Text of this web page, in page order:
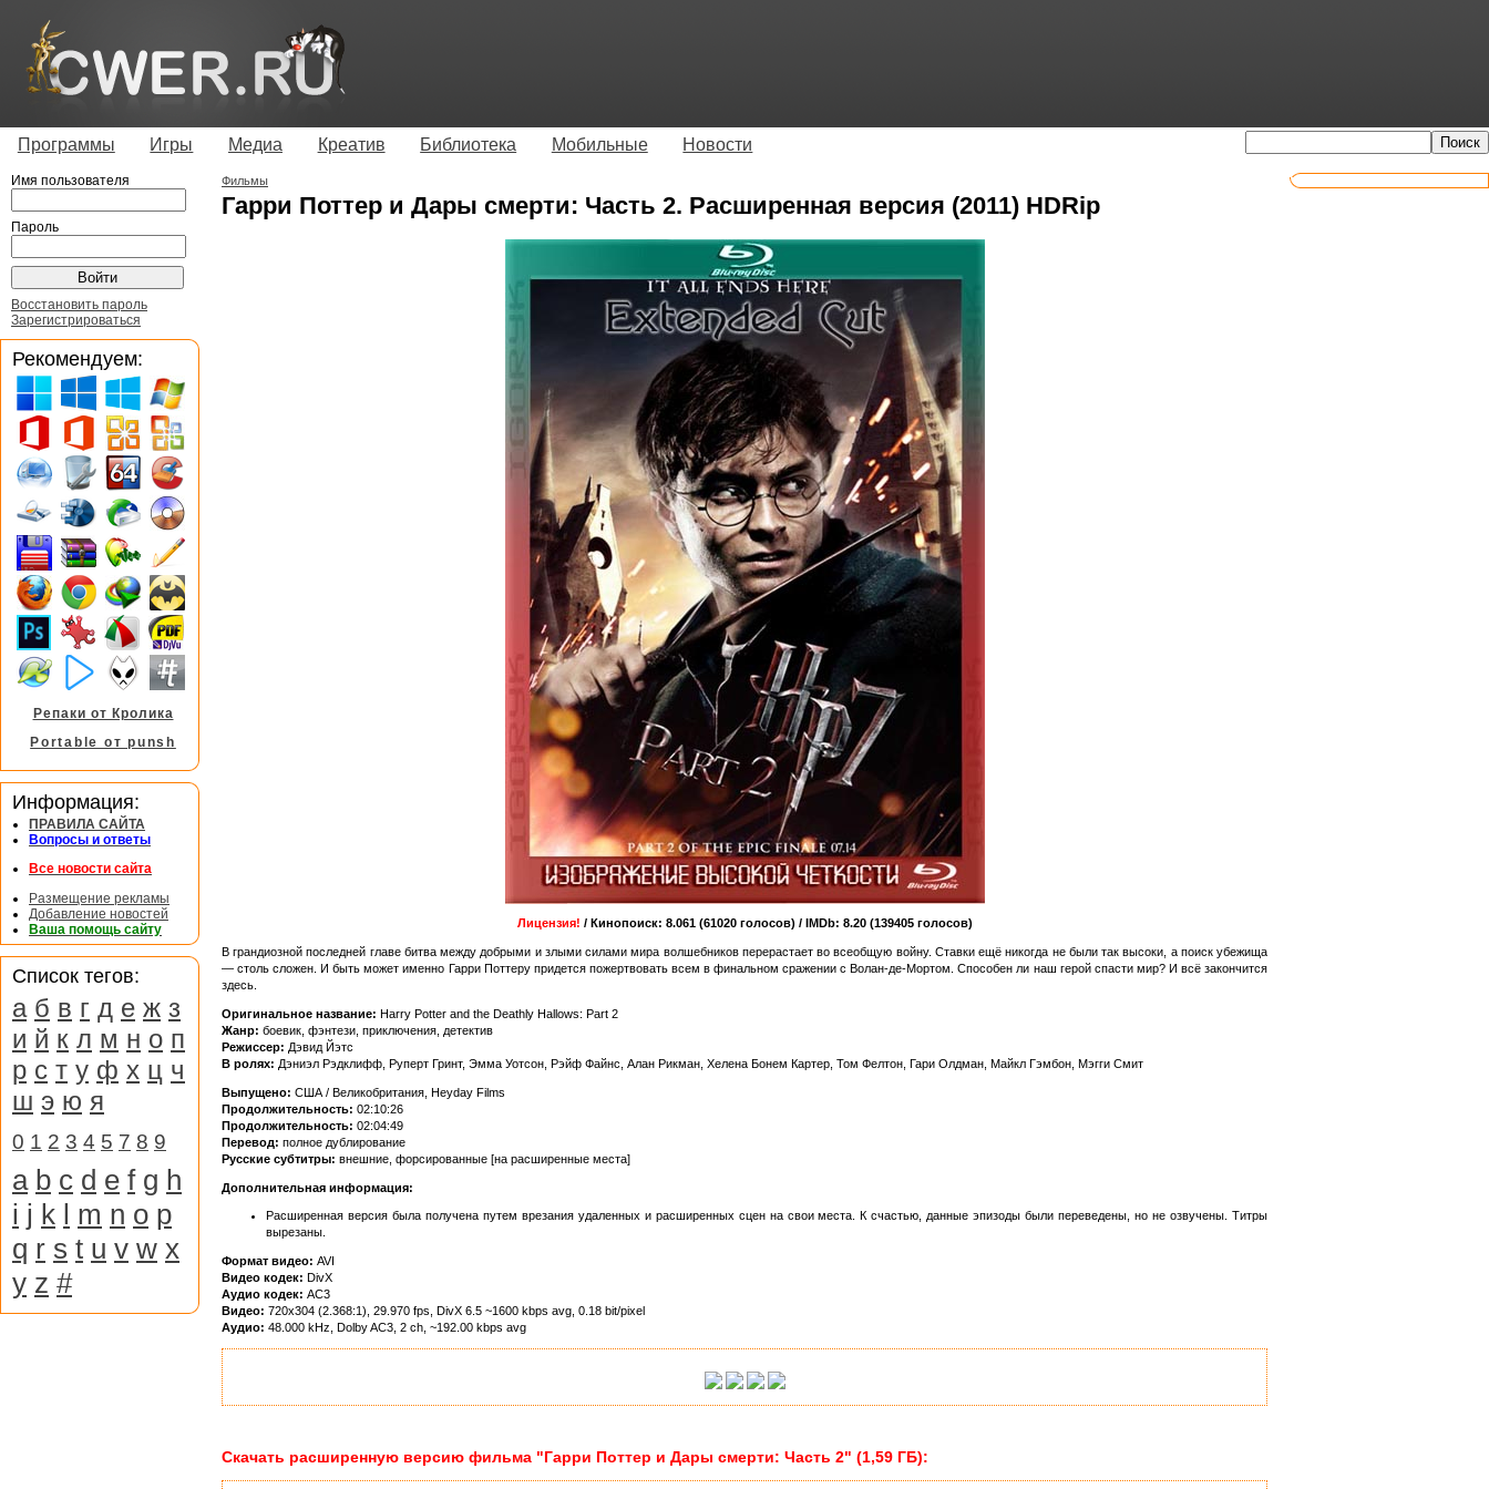
Программы Игры Медиа Креатив Библиотека Мобильные Новости
Фильмы
Гарри Поттер и Дары смерти: Часть 2. Расширенная версия (2011) HDRip
Лицензия! / Кинопоиск: 8.061 (61020 голосов) / IMDb: 8.20 (139405 голосов)
В грандиозной последней главе битва между добрыми и злыми силами мира волшебников перерастает во всеобщую войну. Ставки ещё никогда не были так высоки, а поиск убежища
— столь сложен. И быть может именно Гарри Поттеру придется пожертвовать всем в финальном сражении с Волан-де-Мортом. Способен ли наш герой спасти мир? И всё закончится
здесь.
Оригинальное название: Harry Potter and the Deathly Hallows: Part 2
Жанр: боевик, фэнтези, приключения, детектив
Режиссер: Дэвид Йэтс
В ролях: Дэниэл Рэдклифф, Руперт Гринт, Эмма Уотсон, Рэйф Файнс, Алан Рикман, Хелена Бонем Картер, Том Фелтон, Гари Олдман, Майкл Гэмбон, Мэгги Смит
Выпущено: США / Великобритания, Heyday Films
Продолжительность: 02:10:26
Продолжительность: 02:04:49
Перевод: полное дублирование
Русские субтитры: внешние, форсированные [на расширенные места]
Дополнительная информация:
Расширенная версия была получена путем врезания удаленных и расширенных сцен на свои места. К счастью, данные эпизоды были переведены, но не озвучены. Титры
вырезаны.
Формат видео: AVI
Видео кодек: DivX
Аудио кодек: AC3
Видео: 720x304 (2.368:1), 29.970 fps, DivX 6.5 ~1600 kbps avg, 0.18 bit/pixel
Аудио: 48.000 kHz, Dolby AC3, 2 ch, ~192.00 kbps avg
Скачать расширенную версию фильма "Гарри Поттер и Дары смерти: Часть 2" (1,59 ГБ):
Имя пользователя
Пароль
Восстановить пароль
Зарегистрироваться
Рекомендуем:
Репаки от Кролика
Portable от punsh
Информация:
ПРАВИЛА САЙТА
Вопросы и ответы
Все новости сайта
Размещение рекламы
Добавление новостей
Ваша помощь сайту
Список тегов:
а б в г д е ж з
и й к л м н о п
р с т у ф х ц ч
ш э ю я
0 1 2 3 4 5 7 8 9
a b c d e f g h
i j k l m n o p
q r s t u v w x
y z #